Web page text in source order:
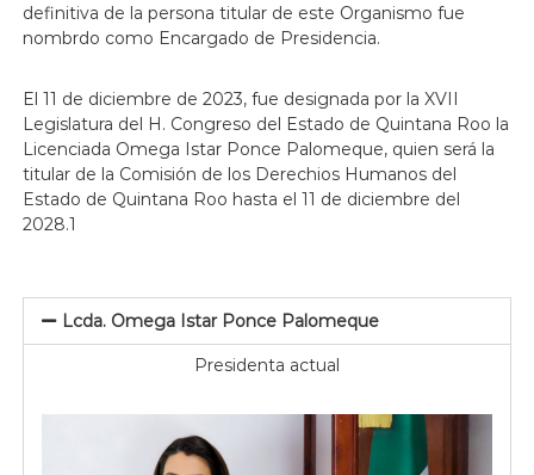
definitiva de la persona titular de este Organismo fue
nombrdo como Encargado de Presidencia.
El 11 de diciembre de 2023, fue designada por la XVII
Legislatura del H. Congreso del Estado de Quintana Roo la
Licenciada Omega Istar Ponce Palomeque, quien será la
titular de la Comisión de los Derechios Humanos del
Estado de Quintana Roo hasta el 11 de diciembre del
2028.1
Lcda. Omega Istar Ponce Palomeque
Presidenta actual